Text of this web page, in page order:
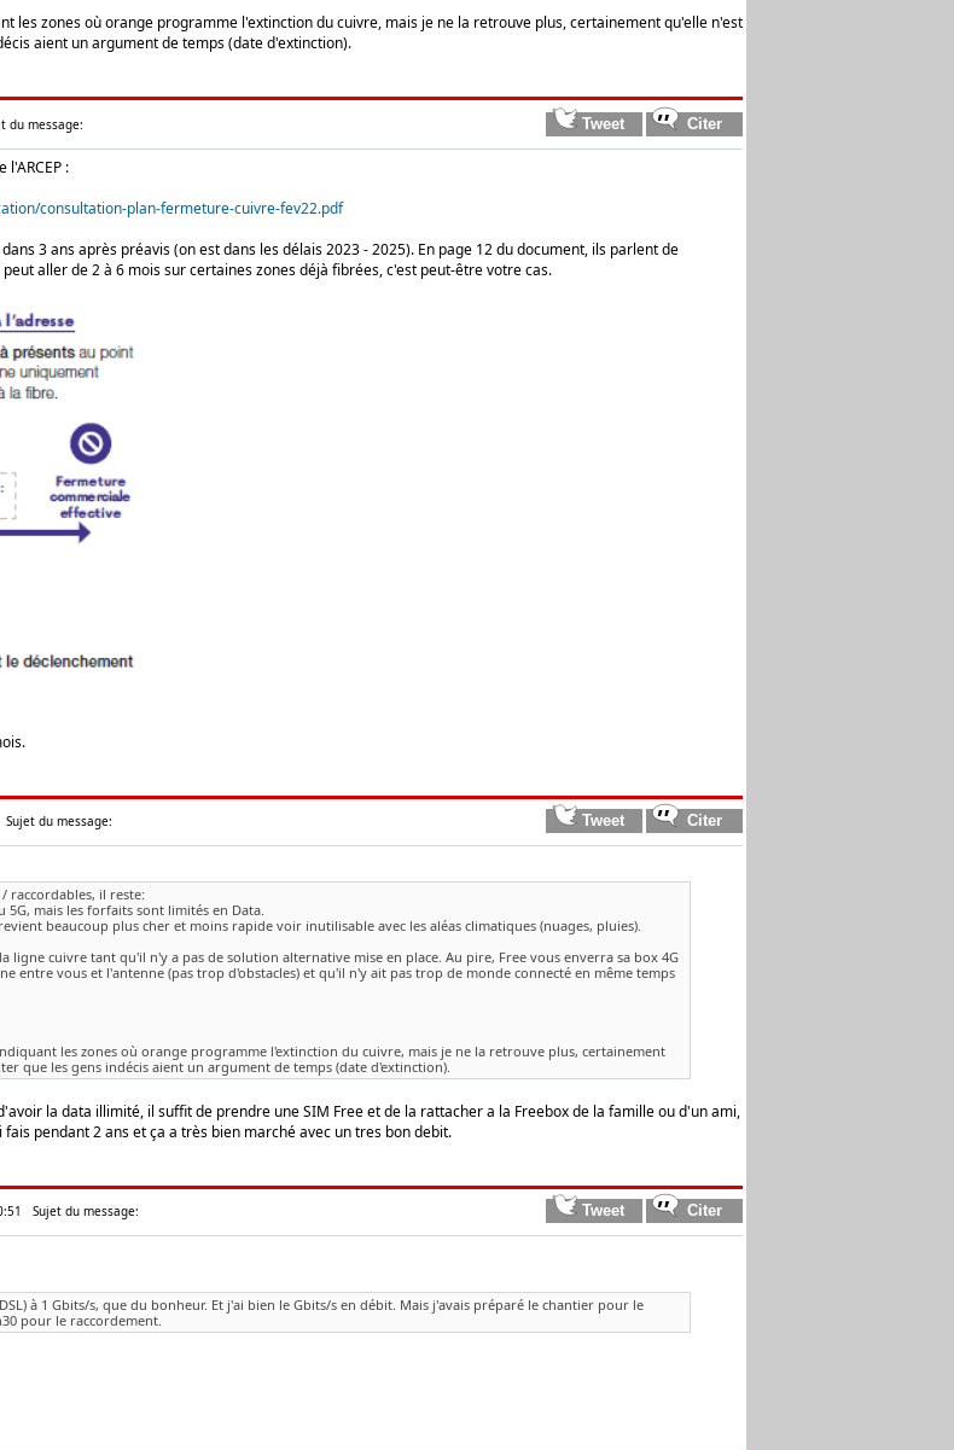
les zones où orange programme l'extinction du cuivre, mais je ne la retrouve plus, certainement qu'elle n'est
aient un argument de temps (date d'extinction).
du message:
:
consultation-plan-fermeture-cuivre-fev22.pdf
3 ans après préavis (on est dans les délais 2023 - 2025). En page 12 du document, ils parlent de
aller de 2 à 6 mois sur certaines zones déjà fibrées, c'est peut-être votre cas.
Sujet du message:
raccordables, il reste:
5G, mais les forfaits sont limités en Data.
beaucoup plus cher et moins rapide voir inutilisable avec les aléas climatiques (nuages, pluies).
ligne cuivre tant qu'il n'y a pas de solution alternative mise en place. Au pire, Free vous enverra sa box 4G
entre vous et l'antenne (pas trop d'obstacles) et qu'il n'y ait pas trop de monde connecté en même temps
les zones où orange programme l'extinction du cuivre, mais je ne la retrouve plus, certainement
que les gens indécis aient un argument de temps (date d'extinction).
la data illimité, il suffit de prendre une SIM Free et de la rattacher a la Freebox de la famille ou d'un ami,
pendant 2 ans et ça a très bien marché avec un tres bon debit.
Sujet du message:
à 1 Gbits/s, que du bonheur. Et j'ai bien le Gbits/s en débit. Mais j'avais préparé le chantier pour le
pour le raccordement.